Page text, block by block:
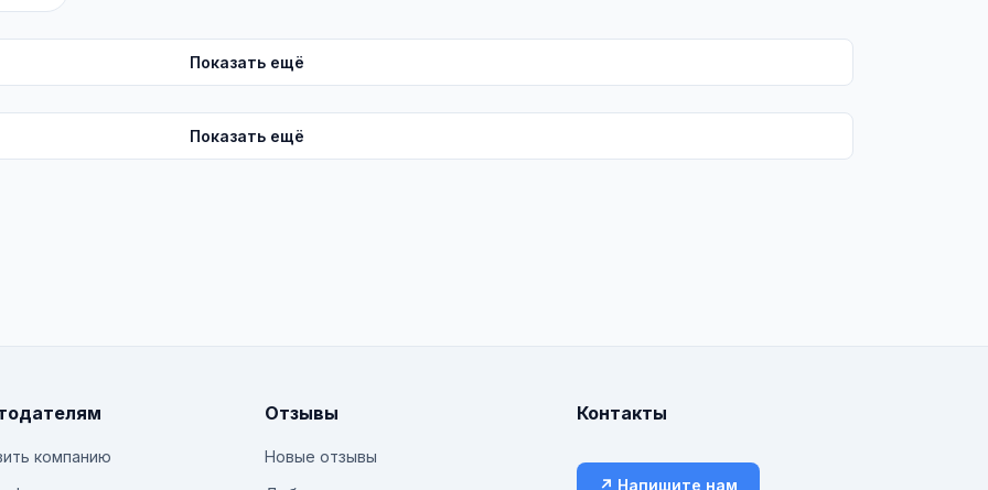
Показать ещё
Показать ещё
компанию
Отзывы
Новые отзывы
Контакты
↗ Напишите нам